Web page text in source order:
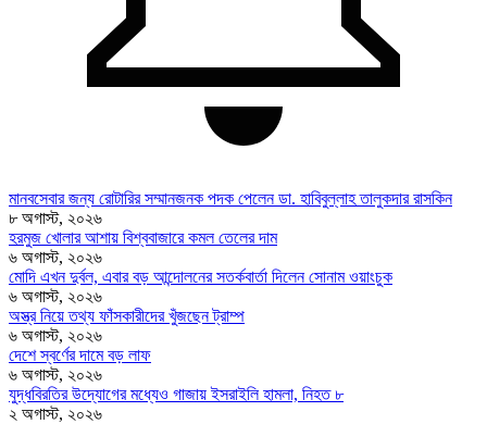
মানবসেবার জন্য রোটারির সম্মানজনক পদক পেলেন ডা. হাবিবুল্লাহ তালুকদার রাসকিন
৮ অগাস্ট, ২০২৬
হরমুজ খোলার আশায় বিশ্ববাজারে কমল তেলের দাম
৬ অগাস্ট, ২০২৬
মোদি এখন দুর্বল, এবার বড় আন্দোলনের সতর্কবার্তা দিলেন সোনাম ওয়াংচুক
৬ অগাস্ট, ২০২৬
অস্ত্র নিয়ে তথ্য ফাঁসকারীদের খুঁজছেন ট্রাম্প
৬ অগাস্ট, ২০২৬
দেশে স্বর্ণের দামে বড় লাফ
৬ অগাস্ট, ২০২৬
যুদ্ধবিরতির উদ্যোগের মধ্যেও গাজায় ইসরাইলি হামলা, নিহত ৮
২ অগাস্ট, ২০২৬